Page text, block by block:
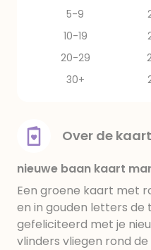
5-9
10-19
20-29
30+
Over de kaart
nieuwe baan kaart
Een groene kaart met
en in gouden letters de
gefeliciteerd met je
vlinders vliegen rond